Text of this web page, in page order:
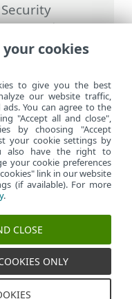
Security
avanzata>
>
cookies
to give you the best
our website traffic,
You can agree to the
"Accept all and close",
by choosing "Accept
your cookie settings by
also have the right to
your cookie preferences
link in our website
(if available). For more
.
CLOSE
ONLY